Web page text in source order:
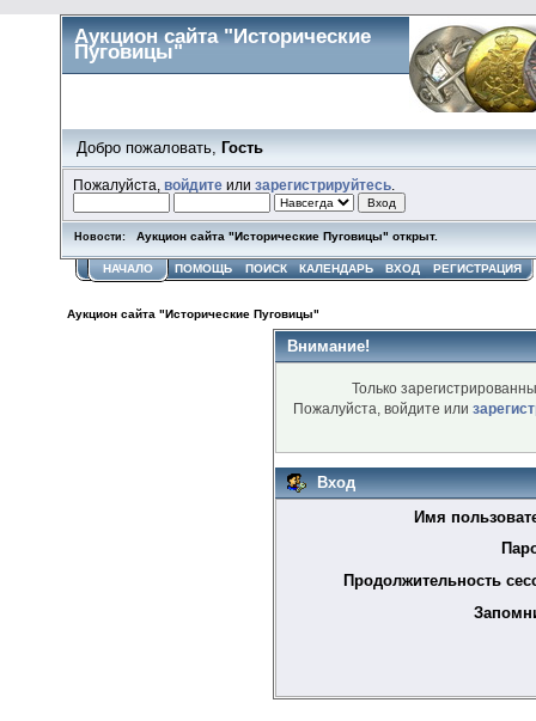
Аукцион сайта "Исторические
Пуговицы"
Добро пожаловать, Гость
Пожалуйста,войдите илизарегистрируйтесь
Новости: Аукцион сайта "Исторические Пуговицы" открыт.
НАЧАЛО ПОМОЩЬ ПОИСК КАЛЕНДАРЬ ВХОД РЕГИСТРАЦИЯ
Аукцион сайта "Исторические Пуговицы"
Внимание!
Только
Пожалуйста, войдите или
Вход
Имя
Продолжительность